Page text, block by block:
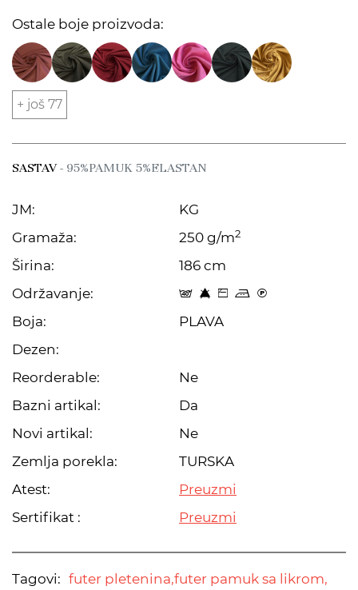
Ostale boje proizvoda:
+ još 77
SASTAV- 95%PAMUK 5%ELASTAN
JM:
KG
Gramaža:
250 g/m2
Širina:
186 cm
Održavanje:
t 8 Z p C
Boja:
PLAVA
Dezen:
Reorderable:
Ne
Bazni artikal:
Da
Novi artikal:
Ne
Zemlja porekla:
TURSKA
Atest:
Preuzmi
Sertifikat :
Preuzmi
Tagovi: futer pletenina,futer pamuk sa likrom,